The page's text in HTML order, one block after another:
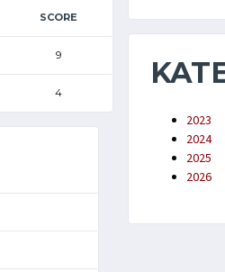
SCORE
9
4
2023
2024
2025
2026